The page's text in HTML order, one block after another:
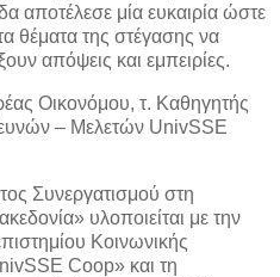
αποτέλεσε μία ευκαιρία ώστε
θέματα της στέγασης να
απόψεις και εμπειρίες.
Οικονόμου, τ. Καθηγητής
– Μελετών UnivSSE
Συνεργατισμού στη
υλοποιείται με την
Κοινωνικής
Coop» και τη